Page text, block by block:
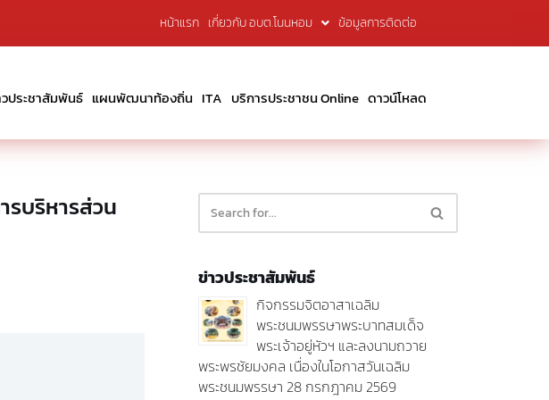
หน้าแรก เกี่ยวกับ อบต.โนนหอม ข้อมูลการติดต่อ
ประชาสัมพันธ์ แผนพัฒนาท้องถิ่น ITA บริการประชาชน Online ดาวน์โหลด
บริหารส่วน
ข่าวประชาสัมพันธ์
กิจกรรมจิตอาสาเฉลิม
พระชนมพรรษาพระบาทสมเด็จ
พระเจ้าอยู่หัวฯ และลงนามถวาย
พระพรชัยมงคล เนื่องในโอกาสวันเฉลิม
พระชนมพรรษา 28 กรกฎาคม 2569